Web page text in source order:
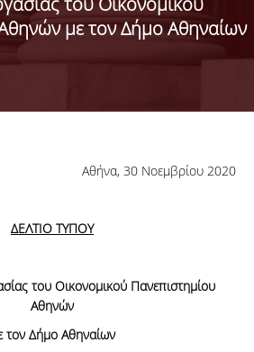
με τον Δήμο Αθηναίων
Αθήνα, 30 Νοεμβρίου 2020
ΔΕΛΤΙΟ ΤΥΠΟΥ
του Οικονομικού Πανεπιστημίου
Αθηνών
τον Δήμο Αθηναίων